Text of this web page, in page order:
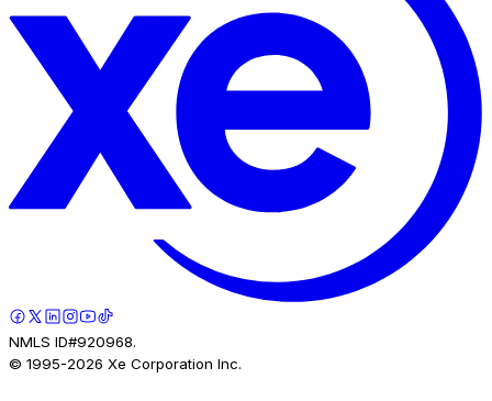
NMLS ID#920968.
© 1995-2026 Xe Corporation Inc.